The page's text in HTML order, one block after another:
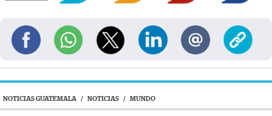
NOTICIAS GUATEMALA / NOTICIAS / MUNDO